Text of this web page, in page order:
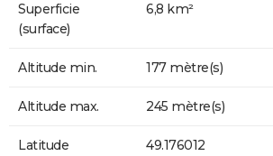
Superficie
(surface)
6,8 km²
Altitude min. 177 mètre(s)
Altitude max. 245 mètre(s)
Latitude 49.176012